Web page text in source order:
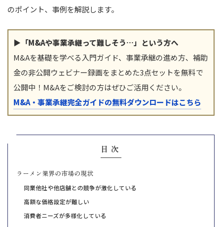
のポイント、事例を解説します。
▶「M&Aや事業承継って難しそう…」という方へ
M&Aを基礎を学べる入門ガイド、事業承継の進め方、補助
金の非公開ウェビナー録画をまとめた3点セットを無料で
公開中！M&Aをご検討の方はぜひご活用ください。
M&A・事業承継完全ガイドの無料ダウンロードはこちら
目次
ラーメン業界の市場の現状
同業他社や他店舗との競争が激化している
高額な価格設定が難しい
消費者ニーズが多様化している